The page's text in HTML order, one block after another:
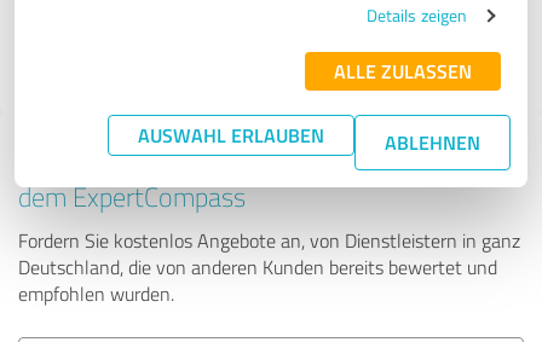
Details zeigen
ALLE ZULASSEN
AUSWAHL ERLAUBEN ABLEHNEN
Tipp: Die passenden Experten finden - mit
dem ExpertCompass
Fordern Sie kostenlos Angebote an, von Dienstleistern in ganz
Deutschland, die von anderen Kunden bereits bewertet und
empfohlen wurden.